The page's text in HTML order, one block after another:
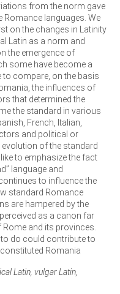
from the norm gave
Romance languages. We
on the changes in Latinity
Latin as a norm and
the emergence of
some have become a
to compare, on the basis
the influences of
that determined the
the standard in various
French, Italian,
and political or
of the standard
to emphasize the fact
language and
to influence the
standard Romance
are hampered by the
as a canon far
and its provinces.
do could contribute to
Romania
Latin, vulgar Latin,